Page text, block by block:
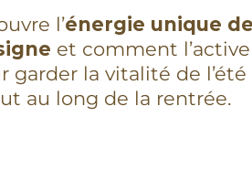
l’énergie unique de
et comment
garder la vitalité de l’été
au long de la rentrée.